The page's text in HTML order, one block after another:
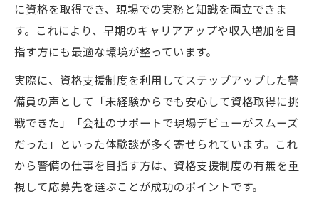
に資格を取得でき、現場での実務と知識を両立できま
す。これにより、早期のキャリアアップや収入増加を目
指す方にも最適な環境が整っています。
実際に、資格支援制度を利用してステップアップした警
備員の声として「未経験からでも安心して資格取得に挑
戦できた」「会社のサポートで現場デビューがスムーズ
だった」といった体験談が多く寄せられています。これ
から警備の仕事を目指す方は、資格支援制度の有無を重
視して応募先を選ぶことが成功のポイントです。